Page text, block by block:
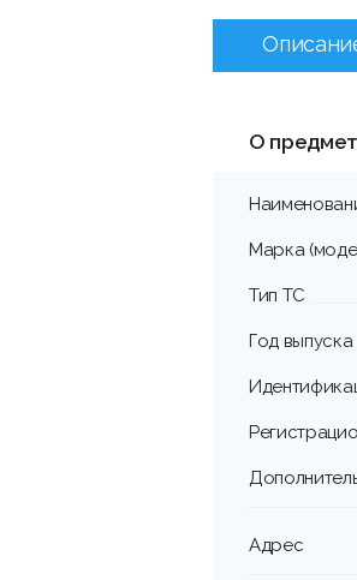
О
Марка
Тип ТС
Год выпуска
Адрес